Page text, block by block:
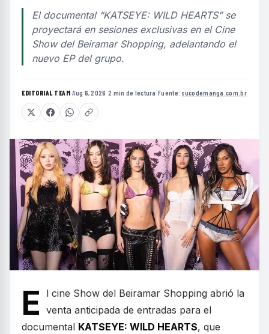
El documental “KATSEYE: WILD HEARTS” se
proyectará en sesiones exclusivas en el Cine
Show del Beiramar Shopping, adelantando el
nuevo EP del grupo.
EDITORIAL TEAM·Aug 6, 2026 ·2 min de lectura ·Fuente: sucodemanga.com.br
E
l cine Show del Beiramar Shopping abrió la
venta anticipada de entradas para el
documental KATSEYE: WILD HEARTS, que